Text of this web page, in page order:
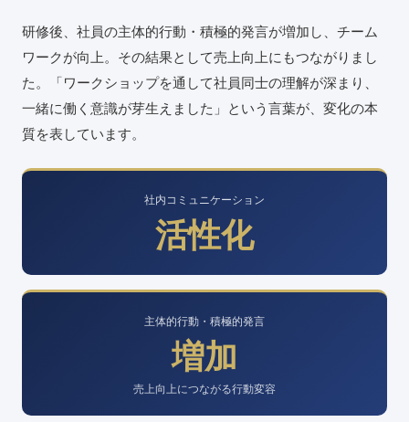
研修後、社員の主体的行動・積極的発言が増加し、チーム
ワークが向上。その結果として売上向上にもつながりまし
た。「ワークショップを通して社員同士の理解が深まり、
一緒に働く意識が芽生えました」という言葉が、変化の本
質を表しています。
社内コミュニケーション
活性化
主体的行動・積極的発言
増加
売上向上につながる行動変容